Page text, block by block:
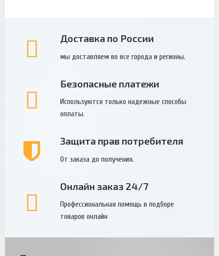
Доставка по России
мы доставляем во все города и регионы.
Безопасные платежи
Используются только надежные способы
оплаты.
Защита прав потребителя
От заказа до получения.
Онлайн заказ 24/7
Профессиональная помощь в подборе
товаров онлайн